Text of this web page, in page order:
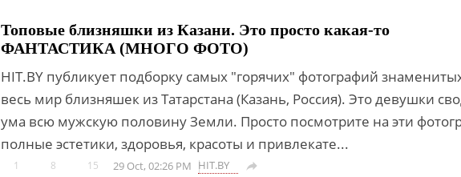
Топовые близняшки из Казани. Это просто какая-то
ФАНТАСТИКА (МНОГО ФОТО)
HIT.BY публикует подборку самых "горячих" фотографий
весь мир близняшек из Татарстана (Казань, Россия). Это девушки
ума всю мужскую половину Земли. Просто посмотрите на эти
полные эстетики, здоровья, красоты и привлекате...
1 8 15 29 Oct, 02:26 PM HIT.BY 